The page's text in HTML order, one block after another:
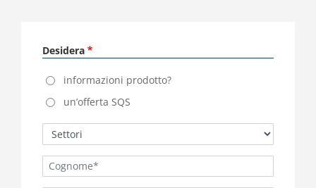
Desidera
informazioni prodotto?
un’offerta SQS